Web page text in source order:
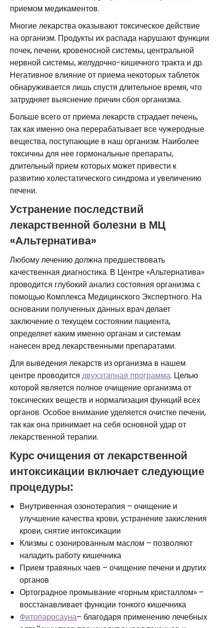
приемом медикаментов.
Многие лекарства оказывают токсическое действие
на организм. Продукты их распада нарушают функции
почек, печени, кровеносной системы, центральной
нервной системы, желудочно-кишечного тракта и др.
Негативное влияние от приема некоторых таблеток
обнаруживается лишь спустя длительное время, что
затрудняет выяснение причин сбоя организма.
Больше всего от приема лекарств страдает печень,
так как именно она перерабатывает все чужеродные
вещества, поступающие в наш организм. Наиболее
токсичны для нее гормональные препараты,
длительный прием которых может привести к
развитию холестатического синдрома и увеличению
печени.
Устранение последствий
лекарственной болезни в МЦ
«Альтернатива»
Любому лечению должна предшествовать
качественная диагностика. В Центре «Альтернатива»
проводится глубокий анализ состояния организма с
помощью Комплекса Медицинского Экспертного. На
основании полученных данных врач делает
заключение о текущем состоянии пациента,
определяет каким именно органам и системам
нанесен вред лекарственными препаратами.
Для выведения лекарств из организма в нашем
центре проводится двухэтапная программа. Целью
которой является полное очищение организма от
токсических веществ и нормализация функций всех
органов. Особое внимание уделяется очистке печени,
так как она принимает на себя основной удар от
лекарственной терапии.
Курс очищения от лекарственной
интоксикации включает следующие
процедуры:
Внутривенная озонотерапия – очищение и
улучшение качества крови, устранение закисления
крови, снятие интоксикации
Клизмы с озонированным маслом – позволяют
наладить работу кишечника
Прием травяных чаев – очищение печени и других
органов
Ортоградное промывание «горным кристаллом» –
восстанавливает функции тонкого кишечника
Фитопаросауна– благодаря применению лечебных